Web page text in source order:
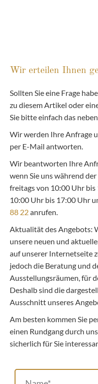
Wir erteilen Ihnen
Sollten Sie eine Frage
zu diesem Artikel oder
Sie bitte einfach das
Wir werden Ihre Anfrage
per E-Mail antworten.
Wir beantworten Ihre
wenn Sie uns während
freitags von 10:00 Uhr bis
10:00 Uhr bis 17:00 Uhr
88 22anrufen.
Aktualität des Angebots:
unsere neuen und
auf unserer Internetseite
jedoch die Beratung und
Ausstellungsräumen, für
Deshalb sind die
Ausschnitt unseres
Am besten kommen Sie
einen Rundgang durch
sicherlich für Sie